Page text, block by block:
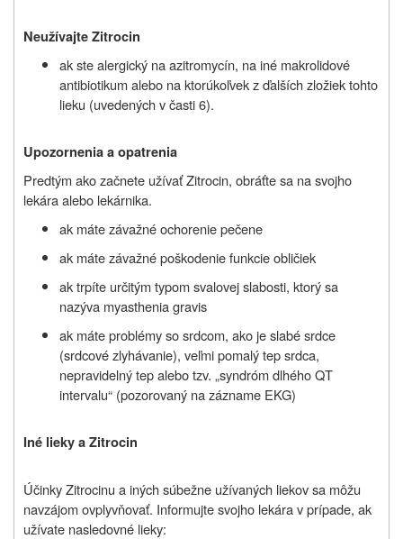
Neužívajte Zitrocin
ak ste alergický na azitromycín, na iné makrolidové
antibiotikum alebo na ktorúkoľvek z ďalších zložiek tohto
lieku (uvedených v časti 6).
Upozornenia a opatrenia
Predtým ako začnete užívať Zitrocin, obráťte sa na svojho
lekára alebo lekárnika.
ak máte závažné ochorenie pečene
ak máte závažné poškodenie funkcie obličiek
ak trpíte určitým typom svalovej slabosti, ktorý sa
nazýva myasthenia gravis
ak máte problémy so srdcom, ako je slabé srdce
(srdcové zlyhávanie), veľmi pomalý tep srdca,
nepravidelný tep alebo tzv. „syndróm dlhého QT
intervalu“ (pozorovaný na zázname EKG)
Iné lieky a Zitrocin
Účinky Zitrocinu a iných súbežne užívaných liekov sa môžu
navzájom ovplyvňovať. Informujte svojho lekára v prípade, ak
užívate nasledovné lieky: